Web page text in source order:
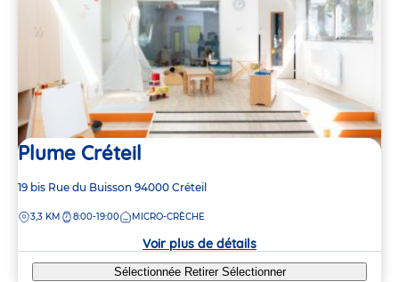
Plume Créteil
Adresse
la
19 bis Rue du Buisson 94000 Créteil
DISTANCE
3,3 KM 8:00-19:00 MICRO-CRÈCHE
Voir plus de détails
Sélectionnée Retirer Sélectionner